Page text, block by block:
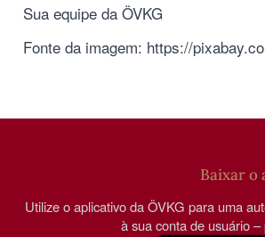
Sua equipe da ÖVKG
Fonte da imagem: https://
Baixar o
Utilize o aplicativo da ÖVKG para uma
à sua conta de usuário